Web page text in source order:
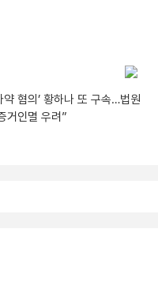
약 혐의’ 황하나 또 구속…법원
거인멸 우려”